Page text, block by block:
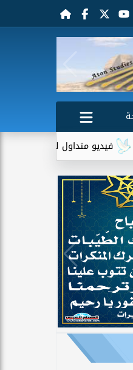
لسيدة مسنة أمام منزلها يثير